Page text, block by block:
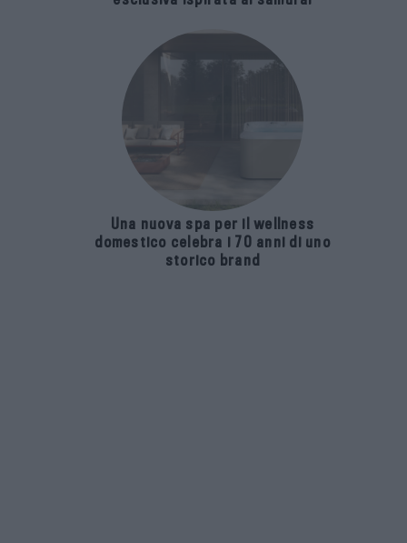
Una nuova spa per il wellness
domestico celebra i 70 anni di uno
storico brand